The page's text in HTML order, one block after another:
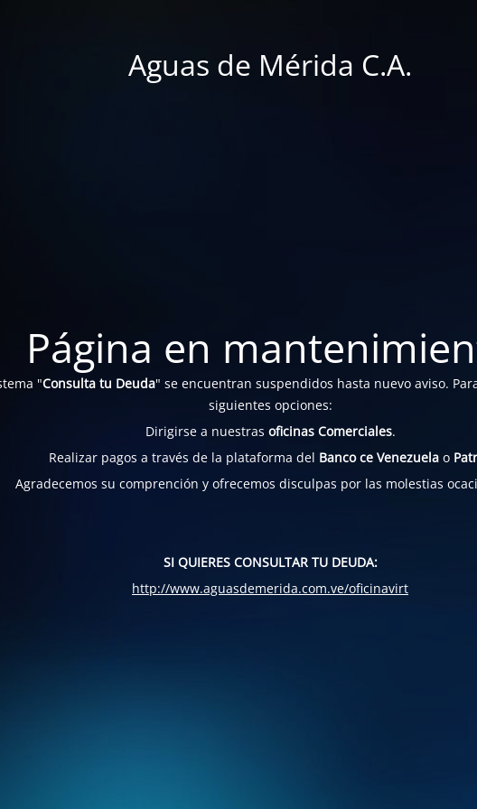
Aguas de Mérida C.A.
Página en
"Consulta tu Deuda" se encuentran suspendidos hasta nuevo aviso.
siguientes opciones:
Dirigirse a nuestras oficinas Comerciales.
Realizar pagos a través de la plataforma del Banco ce Venezuelao
Agradecemos su comprención y ofrecemos disculpas por las molestias
SI QUIERES CONSULTAR TU DEUDA:
http://www.aguasdemerida.com.ve/oficinavirt